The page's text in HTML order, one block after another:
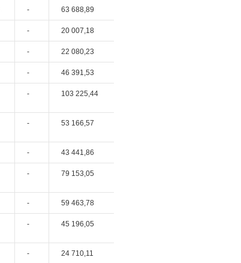
- 63 688,89
- 20 007,18
- 22 080,23
- 46 391,53
- 103 225,44
- 53 166,57
- 43 441,86
- 79 153,05
- 59 463,78
- 45 196,05
- 24 710,11